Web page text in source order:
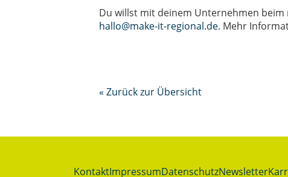
Du willst mit deinem Unternehmen beim
hallo@make-it-regional.de. Mehr
« Zurück zur Übersicht
KontaktImpressumDatenschutzNewsletter